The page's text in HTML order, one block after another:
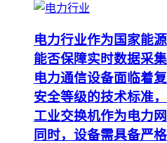
电力行业作为国家能
能否保障实时数据采
电力通信设备面临着
安全等级的技术标准
工业交换机作为电力
同时，设备需具备严